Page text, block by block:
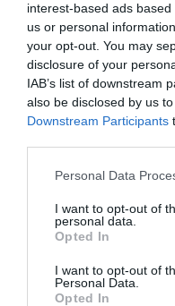
interest-based ads
us or personal
your opt-out. You may
disclosure of your
IAB’s list of downstream
also be disclosed by us
Downstream Participants
Personal Data
I want to opt-out of
personal data.
Opted In
I want to opt-out of
Personal Data.
Opted In
Manfoua commenté
une saison record
TFFRYYZa commenté
Pointe‑à‑Pitre –